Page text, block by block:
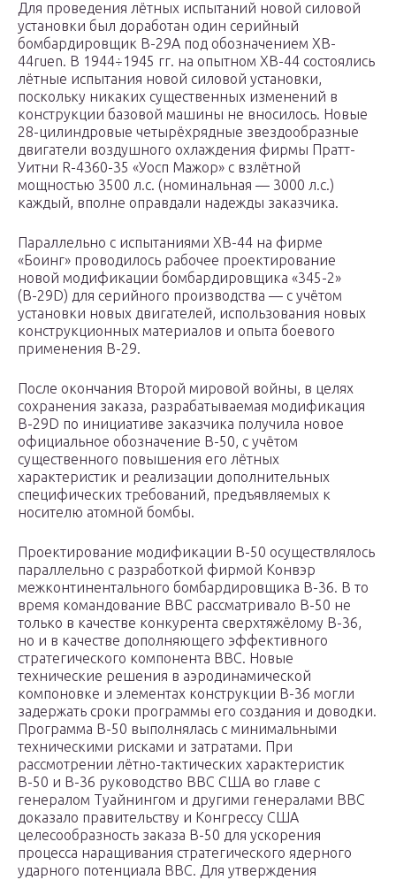
Для проведения лётных испытаний новой силовой
установки был доработан один серийный
бомбардировщик В-29А под обозначением XB-
44ruen. В 1944÷1945 гг. на опытном ХВ-44 состоялись
лётные испытания новой силовой установки,
поскольку никаких существенных изменений в
конструкции базовой машины не вносилось. Новые
28-цилиндровые четырёхрядные звездообразные
двигатели воздушного охлаждения фирмы Пратт-
Уитни R-4360-35 «Уосп Мажор» с взлётной
мощностью 3500 л.с. (номинальная — 3000 л.с.)
каждый, вполне оправдали надежды заказчика.
Параллельно с испытаниями ХВ-44 на фирме
«Боинг» проводилось рабочее проектирование
новой модификации бомбардировщика «345-2»
(В-29D) для серийного производства — с учётом
установки новых двигателей, использования новых
конструкционных материалов и опыта боевого
применения В-29.
После окончания Второй мировой войны, в целях
сохранения заказа, разрабатываемая модификация
В-29D по инициативе заказчика получила новое
официальное обозначение В-50, с учётом
существенного повышения его лётных
характеристик и реализации дополнительных
специфических требований, предъявляемых к
носителю атомной бомбы.
Проектирование модификации В-50 осуществлялось
параллельно с разработкой фирмой Конвэр
межконтинентального бомбардировщика В-36. В то
время командование ВВС рассматривало В-50 не
только в качестве конкурента сверхтяжёлому В-36,
но и в качестве дополняющего эффективного
стратегического компонента ВВС. Новые
технические решения в аэродинамической
компоновке и элементах конструкции В-36 могли
задержать сроки программы его создания и доводки.
Программа В-50 выполнялась с минимальными
техническими рисками и затратами. При
рассмотрении лётно-тактических характеристик
В-50 и В-36 руководство ВВС США во главе с
генералом Туайнингом и другими генералами ВВС
доказало правительству и Конгрессу США
целесообразность заказа В-50 для ускорения
процесса наращивания стратегического ядерного
ударного потенциала ВВС. Для утверждения